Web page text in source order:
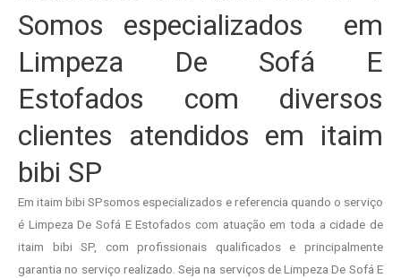
Somos especializados em
Limpeza De Sofá E
Estofados com diversos
clientes atendidos em itaim
bibi SP
Em itaim bibi SPsomos especializados e referencia quando o serviço
é Limpeza De Sofá E Estofados com atuação em toda a cidade de
itaim bibi SP, com profissionais qualificados e principalmente
garantia no serviço realizado. Seja na serviços de Limpeza De Sofá E